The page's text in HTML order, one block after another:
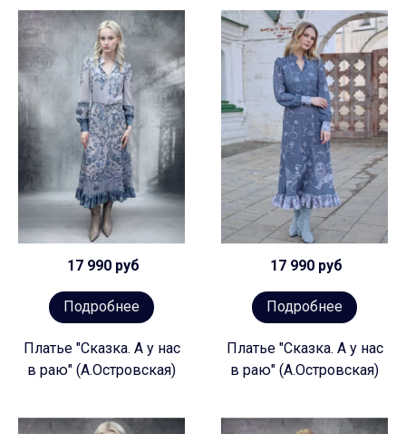
17 990 руб
Подробнее
Платье "Сказка. А у нас
в раю" (А.Островская)
17 990 руб
Подробнее
Платье "Сказка. А у нас
в раю" (А.Островская)